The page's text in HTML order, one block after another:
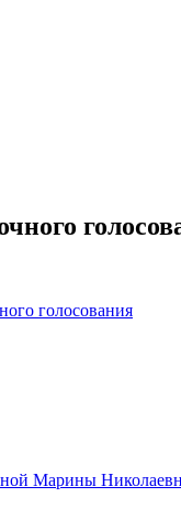
голосования
Марины